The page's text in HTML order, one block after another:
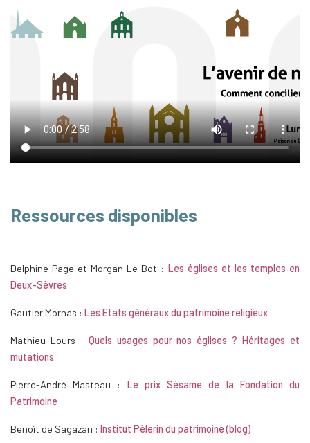
Ressources disponibles
Delphine Page et Morgan Le Bot : Les églises et les temples en
Deux-Sèvres
Gautier Mornas : Les Etats généraux du patrimoine religieux
Mathieu Lours : Quels usages pour nos églises ? Héritages et
mutations
Pierre-André Masteau : Le prix Sésame de la Fondation du
Patrimoine
Benoît de Sagazan : Institut Pèlerin du patrimoine (blog)